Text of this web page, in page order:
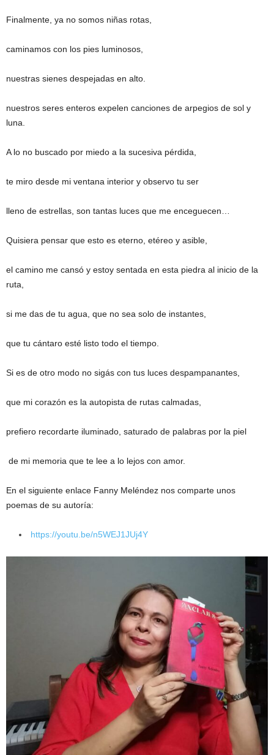
Finalmente, ya no somos niñas rotas,
caminamos con los pies luminosos,
nuestras sienes despejadas en alto.
nuestros seres enteros expelen canciones de arpegios de sol y
luna.
A lo no buscado por miedo a la sucesiva pérdida,
te miro desde mi ventana interior y observo tu ser
lleno de estrellas, son tantas luces que me enceguecen…
Quisiera pensar que esto es eterno, etéreo y asible,
el camino me cansó y estoy sentada en esta piedra al inicio de la
ruta,
si me das de tu agua, que no sea solo de instantes,
que tu cántaro esté listo todo el tiempo.
Si es de otro modo no sigás con tus luces despampanantes,
que mi corazón es la autopista de rutas calmadas,
prefiero recordarte iluminado, saturado de palabras por la piel
de mi memoria que te lee a lo lejos con amor.
En el siguiente enlace Fanny Meléndez nos comparte unos
poemas de su autoría:
https://youtu.be/n5WEJ1JUj4Y